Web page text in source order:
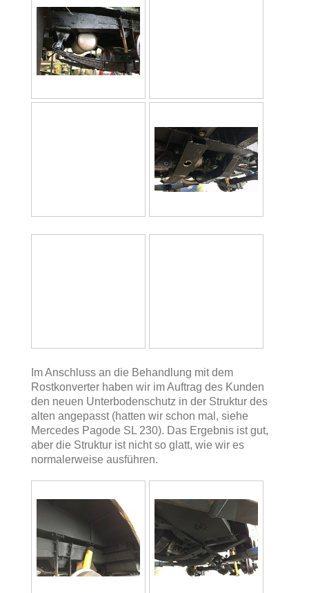
Im Anschluss an die Behandlung mit dem
Rostkonverter haben wir im Auftrag des Kunden
den neuen Unterbodenschutz in der Struktur des
alten angepasst (hatten wir schon mal, siehe
Mercedes Pagode SL 230). Das Ergebnis ist gut,
aber die Struktur ist nicht so glatt, wie wir es
normalerweise ausführen.